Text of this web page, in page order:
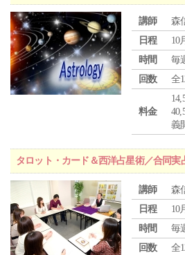
講師
森
日程
10
時間
毎
回数
全
料金
義
タロット・カード＆西洋占星術／合同
講師
森
日程
10
時間
毎
回数
全